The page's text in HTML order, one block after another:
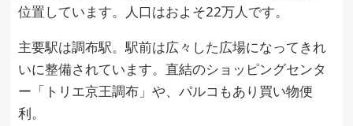
位置しています。人口はおよそ22万人です。
主要駅は調布駅。駅前は広々した広場になってきれ
いに整備されています。直結のショッピングセンタ
ー「トリエ京王調布」や、パルコもあり買い物便
利。